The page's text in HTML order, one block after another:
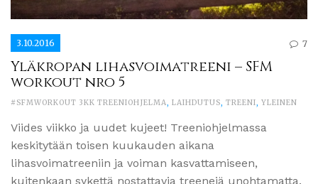
3.10.2016 7
Yläkropan lihasvoimatreeni – SFM
workout nro 5
#SFMWORKOUT 3KK TREENIOHJELMA, LAIHDUTUS, TREENI, YLEINEN
Viides viikko ja uudet kujeet! Treeniohjelmassa
keskitytään toisen kuukauden aikana
lihasvoimatreeniin ja voiman kasvattamiseen,
kuitenkaan sykettä nostattavia treenejä unohtamatta.